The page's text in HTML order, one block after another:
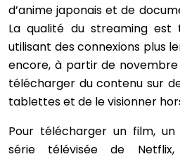
d’anime japonais et de
La qualité du streaming
utilisant des connexions plus
encore, à partir de novembre
télécharger du contenu sur
tablettes et de le visionner
Pour télécharger un film,
série télévisée de